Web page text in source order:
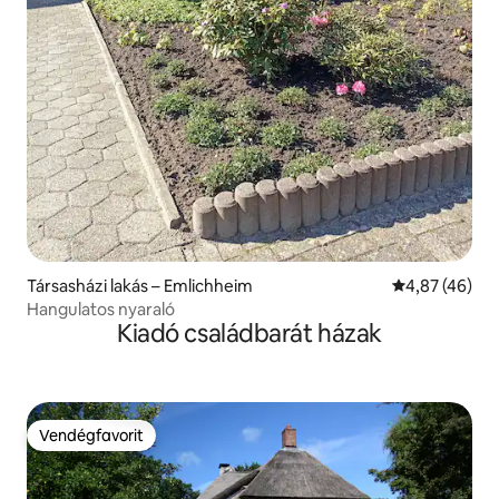
Társasházi lakás – Emlichheim Átlagos
4,87 (46)
Hangulatos nyaraló
Kiadó családbarát házak
Vendégfavorit
Vendégfavorit